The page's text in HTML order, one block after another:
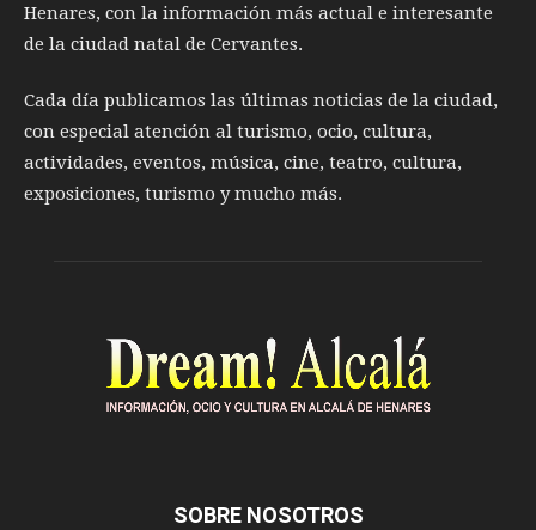
Henares, con la información más actual e interesante
de la ciudad natal de Cervantes.
Cada día publicamos las últimas noticias de la ciudad,
con especial atención al turismo, ocio, cultura,
actividades, eventos, música, cine, teatro, cultura,
exposiciones, turismo y mucho más.
SOBRE NOSOTROS